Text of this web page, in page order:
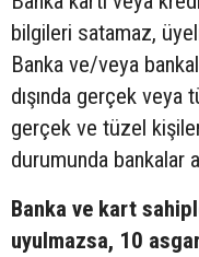
bilgileri satamaz,
Banka ve/veya
dışında gerçek
gerçek ve tüzel
durumunda bankalar
Banka ve kart
uyulmazsa, 10